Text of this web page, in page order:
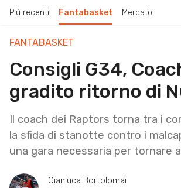
Più recenti Fantabasket Mercato
FANTABASKET
Consigli G34,
gradito ritorno di
Il coach dei Raptors torna tra i
la sfida di stanotte contro i
una gara necessaria per tornare
Gianluca Bortolomai